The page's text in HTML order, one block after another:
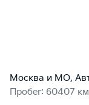
Москва и МО,
Пробег: 60407 км